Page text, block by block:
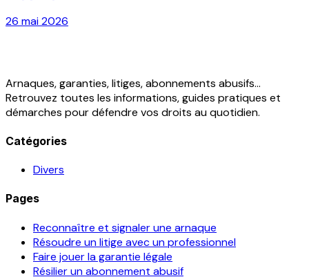
26 mai 2026
Arnaques, garanties, litiges, abonnements abusifs...
Retrouvez toutes les informations, guides pratiques et
démarches pour défendre vos droits au quotidien.
Catégories
Divers
Pages
Reconnaître et signaler une arnaque
Résoudre un litige avec un professionnel
Faire jouer la garantie légale
Résilier un abonnement abusif